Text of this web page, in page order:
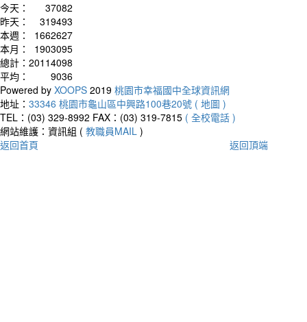
今天：
37082
昨天：
319493
本週：
1662627
本月：
1903095
總計： 20114098
平均：
9036
Powered by XOOPS 2019 桃園市幸福國中全球資訊網
地址： 33346 桃園市龜山區中興路100巷20號 ( 地圖 )
TEL：(03) 329-8992 FAX：(03) 319-7815 ( 全校電話 )
網站維護：資訊組 ( 教職員MAIL )
返回首頁
返回頂端